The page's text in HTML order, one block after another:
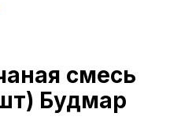
смесь
Будмар